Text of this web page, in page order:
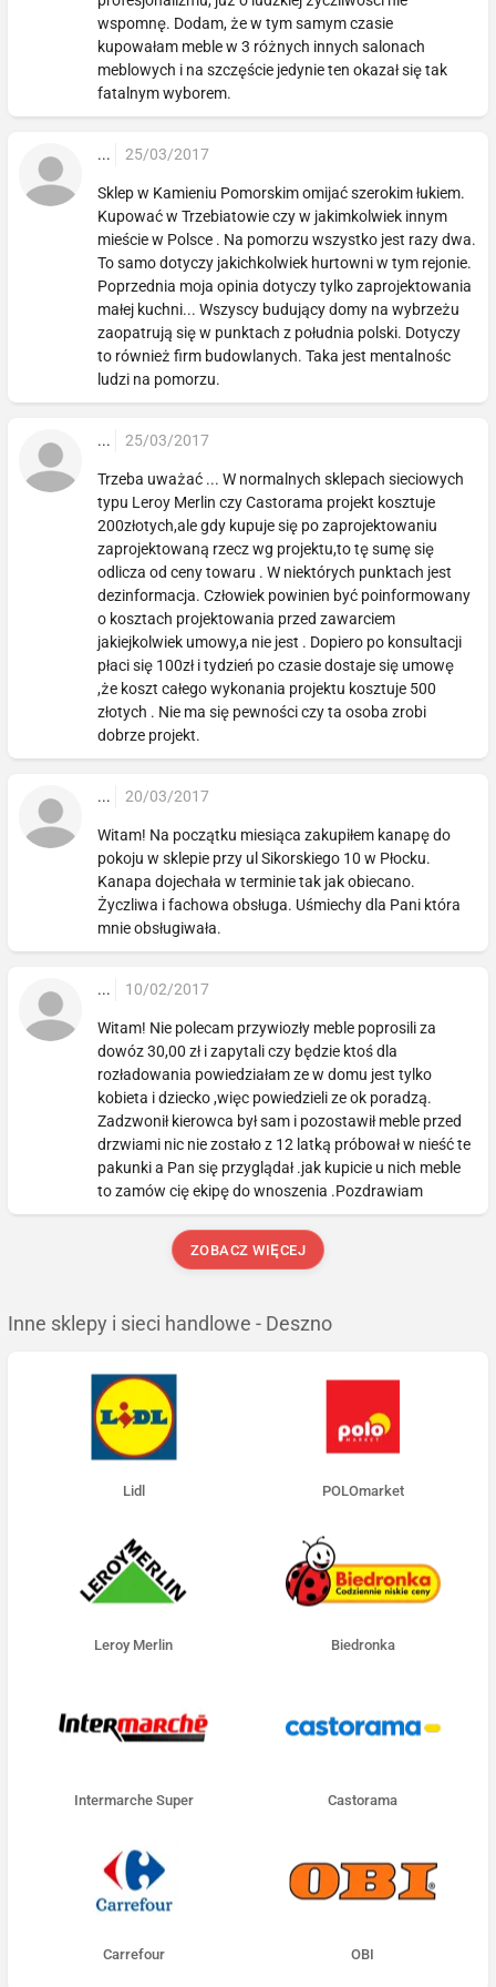
wspomnę. Dodam, że w tym samym czasie
kupowałam meble w 3 różnych innych salonach
meblowych i na szczęście jedynie ten okazał się tak
fatalnym wyborem.
... 25/03/2017
Sklep w Kamieniu Pomorskim omijać szerokim łukiem.
Kupować w Trzebiatowie czy w jakimkolwiek innym
mieście w Polsce . Na pomorzu wszystko jest razy dwa.
To samo dotyczy jakichkolwiek hurtowni w tym rejonie.
Poprzednia moja opinia dotyczy tylko zaprojektowania
małej kuchni... Wszyscy budujący domy na wybrzeżu
zaopatrują się w punktach z południa polski. Dotyczy
to również firm budowlanych. Taka jest mentalnośc
ludzi na pomorzu.
... 25/03/2017
Trzeba uważać ... W normalnych sklepach sieciowych
typu Leroy Merlin czy Castorama projekt kosztuje
200złotych,ale gdy kupuje się po zaprojektowaniu
zaprojektowaną rzecz wg projektu,to tę sumę się
odlicza od ceny towaru . W niektórych punktach jest
dezinformacja. Człowiek powinien być poinformowany
o kosztach projektowania przed zawarciem
jakiejkolwiek umowy,a nie jest . Dopiero po konsultacji
płaci się 100zł i tydzień po czasie dostaje się umowę
,że koszt całego wykonania projektu kosztuje 500
złotych . Nie ma się pewności czy ta osoba zrobi
dobrze projekt.
... 20/03/2017
Witam! Na początku miesiąca zakupiłem kanapę do
pokoju w sklepie przy ul Sikorskiego 10 w Płocku.
Kanapa dojechała w terminie tak jak obiecano.
Życzliwa i fachowa obsługa. Uśmiechy dla Pani która
mnie obsługiwała.
... 10/02/2017
Witam! Nie polecam przywiozły meble poprosili za
dowóz 30,00 zł i zapytali czy będzie ktoś dla
rozładowania powiedziałam ze w domu jest tylko
kobieta i dziecko ,więc powiedzieli ze ok poradzą.
Zadzwonił kierowca był sam i pozostawił meble przed
drzwiami nic nie zostało z 12 latką próbował w nieść te
pakunki a Pan się przyglądał .jak kupicie u nich meble
to zamów cię ekipę do wnoszenia .Pozdrawiam
ZOBACZ WIĘCEJ
Inne sklepy i sieci handlowe - Deszno
Lidl POLOmarket
Leroy Merlin Biedronka
Intermarche Super Castorama
Carrefour OBI